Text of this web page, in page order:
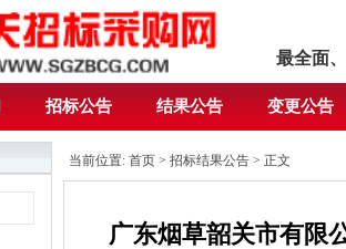
最全面
招标公告 结果公告 变更公告
当前位置: 首页 > 招标结果公告 > 正文
广东烟草韶关市有限